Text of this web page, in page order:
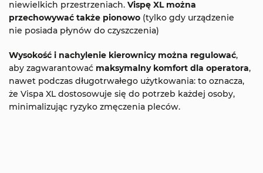
niewielkich przestrzeniach. Vispę XL można
przechowywać także pionowo (tylko gdy urządzenie
nie posiada płynów do czyszczenia)
Wysokość i nachylenie kierownicy można regulować,
aby zagwarantować maksymalny komfort dla operatora,
nawet podczas długotrwałego użytkowania: to oznacza,
że ​​Vispa XL dostosowuje się do potrzeb każdej osoby,
minimalizując ryzyko zmęczenia pleców.